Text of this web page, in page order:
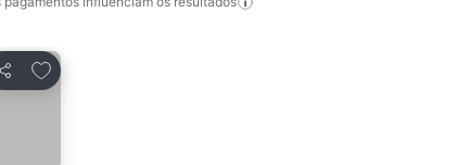
Partilhar
Adicionar aos favoritos